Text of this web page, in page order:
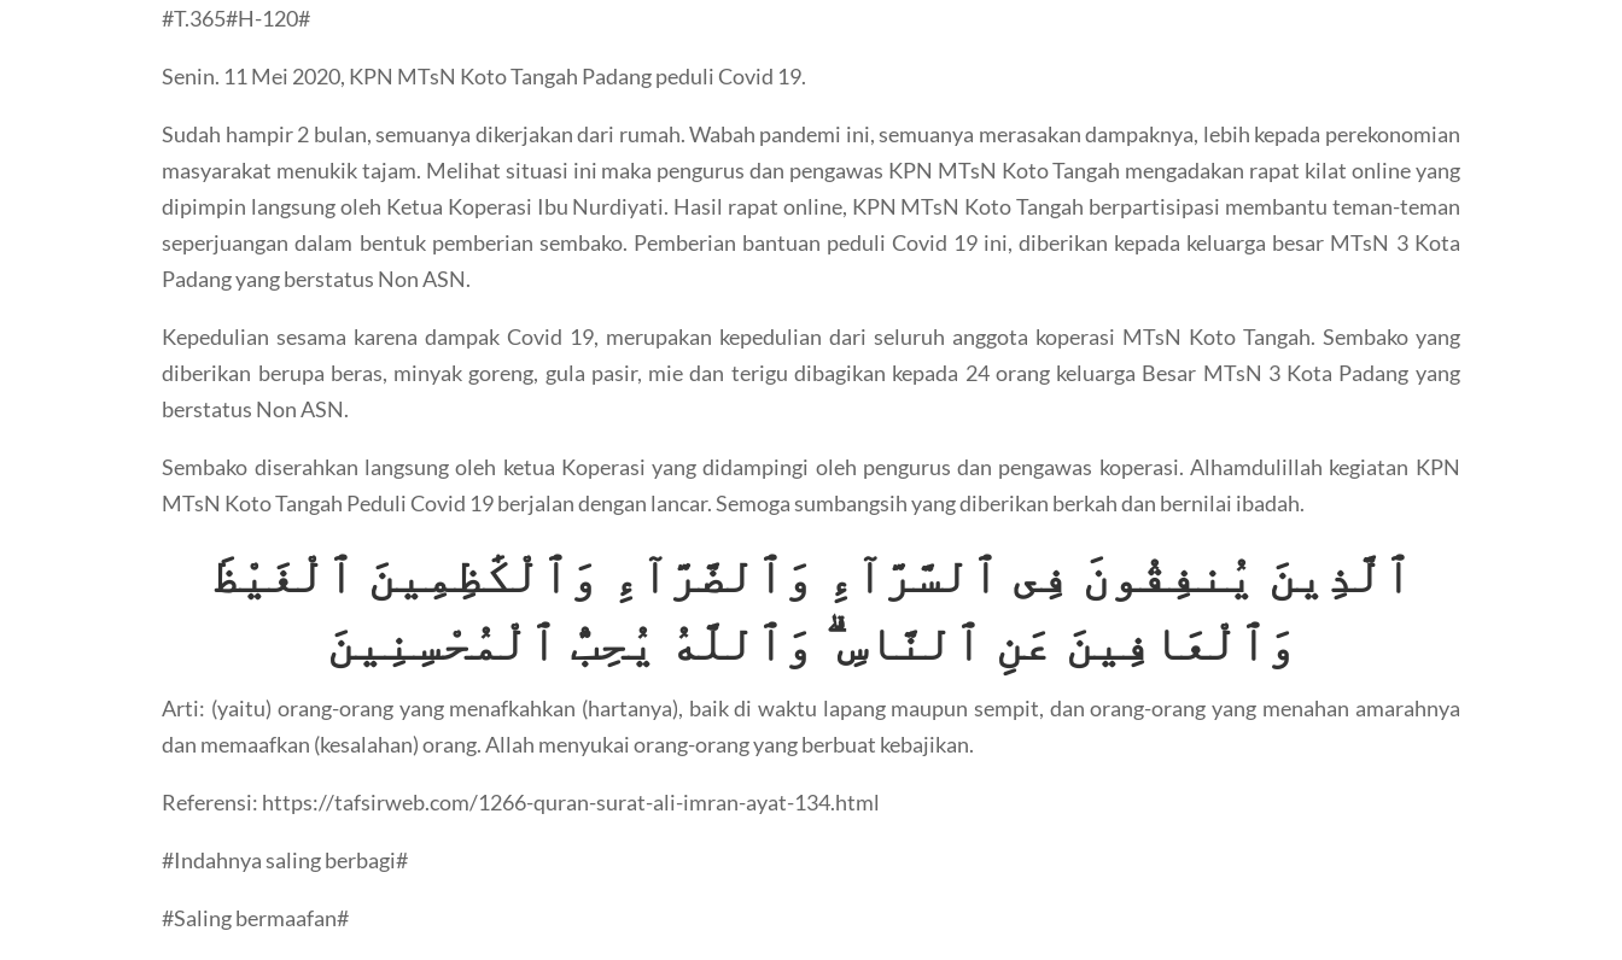
#T.365#H-120#
Senin. 11 Mei 2020, KPN MTsN Koto Tangah Padang peduli Covid 19.
Sudah hampir 2 bulan, semuanya dikerjakan dari rumah. Wabah pandemi ini, semuanya merasakan dampaknya, lebih kepada perekonomian
masyarakat menukik tajam. Melihat situasi ini maka pengurus dan pengawas KPN MTsN Koto Tangah mengadakan rapat kilat online yang
dipimpin langsung oleh Ketua Koperasi Ibu Nurdiyati. Hasil rapat online, KPN MTsN Koto Tangah berpartisipasi membantu teman-teman
seperjuangan dalam bentuk pemberian sembako. Pemberian bantuan peduli Covid 19 ini, diberikan kepada keluarga besar MTsN 3 Kota
Padang yang berstatus Non ASN.
Kepedulian sesama karena dampak Covid 19, merupakan kepedulian dari seluruh anggota koperasi MTsN Koto Tangah. Sembako yang
diberikan berupa beras, minyak goreng, gula pasir, mie dan terigu dibagikan kepada 24 orang keluarga Besar MTsN 3 Kota Padang yang
berstatus Non ASN.
Sembako diserahkan langsung oleh ketua Koperasi yang didampingi oleh pengurus dan pengawas koperasi. Alhamdulillah kegiatan KPN
MTsN Koto Tangah Peduli Covid 19 berjalan dengan lancar. Semoga sumbangsih yang diberikan berkah dan bernilai ibadah.
ٱلَّذِينَ يُنفِقُونَ فِى ٱلسَّرَّآءِ وَٱلضَّرَّآءِ وَٱلْكَٰظِمِينَ ٱلْغَيْظَ
وَٱلْعَافِينَ عَنِ ٱلنَّاسِ ۗ وَٱللَّهُ يُحِبُّ ٱلْمُحْسِنِينَ
Arti: (yaitu) orang-orang yang menafkahkan (hartanya), baik di waktu lapang maupun sempit, dan orang-orang yang menahan amarahnya
dan memaafkan (kesalahan) orang. Allah menyukai orang-orang yang berbuat kebajikan.
Referensi: https://tafsirweb.com/1266-quran-surat-ali-imran-ayat-134.html
#Indahnya saling berbagi#
#Saling bermaafan#